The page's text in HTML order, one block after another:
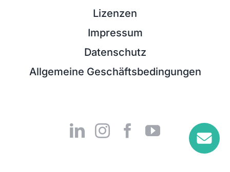
Lizenzen
Impressum
Datenschutz
Allgemeine Geschäftsbedingungen